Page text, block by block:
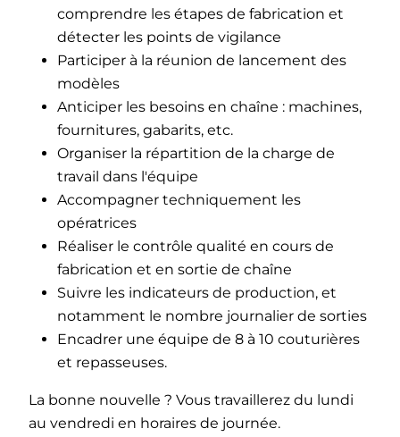
comprendre les étapes de fabrication et
détecter les points de vigilance
Participer à la réunion de lancement des
modèles
Anticiper les besoins en chaîne : machines,
fournitures, gabarits, etc.
Organiser la répartition de la charge de
travail dans l'équipe
Accompagner techniquement les
opératrices
Réaliser le contrôle qualité en cours de
fabrication et en sortie de chaîne
Suivre les indicateurs de production, et
notamment le nombre journalier de sorties
Encadrer une équipe de 8 à 10 couturières
et repasseuses.
La bonne nouvelle ? Vous travaillerez du lundi
au vendredi en horaires de journée.